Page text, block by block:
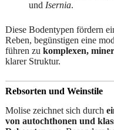
und Isernia.
Diese Bodentypen fördern
Reben, begünstigen eine
führen zu komplexen,
klarer Struktur.
Rebsorten und Weinstile
Molise zeichnet sich durch
von autochthonen und